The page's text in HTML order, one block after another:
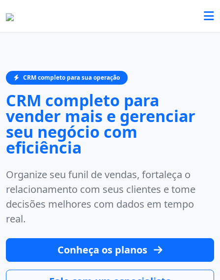
CRM completo para sua operação
CRM completo para
vender mais e gerenciar
seu negócio com
eficiência
Organize seu funil de vendas, fortaleça o
relacionamento com seus clientes e tome
decisões melhores com dados em tempo
real.
Conheça os planos